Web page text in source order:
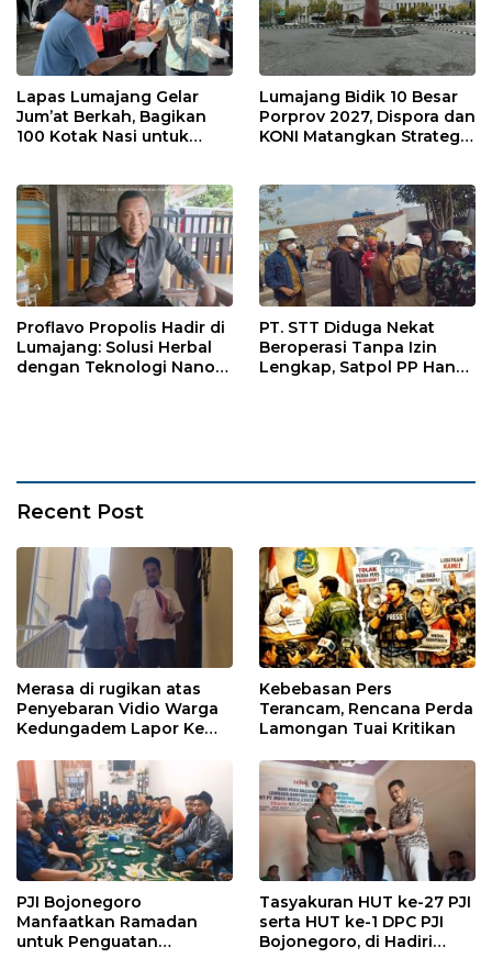
Lapas Lumajang Gelar
Jum’at Berkah, Bagikan
100 Kotak Nasi untuk
Lumajang Bidik 10 Besar
Porprov 2027, Dispora dan
KONI Matangkan Strategi
Proflavo Propolis Hadir di
Lumajang: Solusi Herbal
dengan Teknologi Nano
PT. STT Diduga Nekat
Beroperasi Tanpa Izin
Lengkap, Satpol PP Hanya
Recent Post
Merasa di rugikan atas
Penyebaran Vidio Warga
Kedungadem Lapor Ke
Kebebasan Pers
Terancam, Rencana Perda
Lamongan Tuai Kritikan
PJI Bojonegoro
Manfaatkan Ramadan
untuk Penguatan
Tasyakuran HUT ke-27 PJI
serta HUT ke-1 DPC PJI
Bojonegoro, di Hadiri